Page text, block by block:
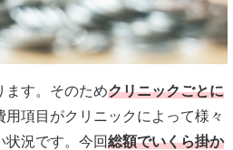
ます。そのためクリニックごとに
用項目がクリニックによって様々
状況です。今回総額でいくら掛か